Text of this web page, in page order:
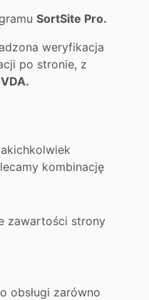
SortSite Pro.
weryfikacja
po stronie, z
kombinację
zawartości strony
obsługi zarówno